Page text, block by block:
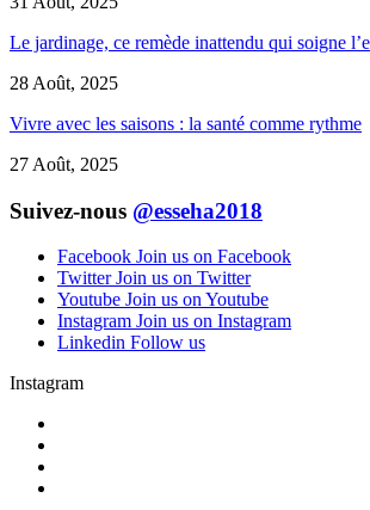
Le jardinage, ce remède inattendu qui soigne
28 Août, 2025
Vivre avec les saisons : la santé comme rythme
27 Août, 2025
Suivez-nous @esseha2018
Facebook Join us on Facebook
Twitter Join us on Twitter
Youtube Join us on Youtube
Instagram Join us on Instagram
Linkedin Follow us
Instagram